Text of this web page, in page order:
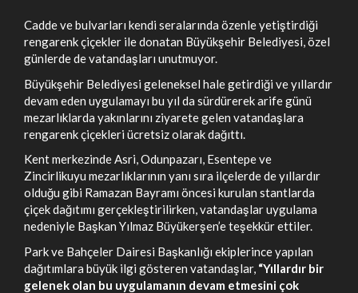
Cadde ve bulvarları kendi seralarında özenle yetiştirdiği
rengarenk çiçekler ile donatan Büyükşehir Belediyesi, özel
günlerde de vatandaşları unutmuyor.
Büyükşehir Belediyesi geleneksel hale getirdiği ve yıllardır
devam eden uygulamayı bu yıl da sürdürerek arife günü
mezarlıklarda yakınlarını ziyarete gelen vatandaşlara
rengarenk çiçekleri ücretsiz olarak dağıttı.
Kent merkezinde Asri, Odunpazarı, Esentepe ve
Zincirlikuyu mezarlıklarının yanı sıra ilçelerde de yıllardır
olduğu gibi Ramazan Bayramı öncesi kurulan stantlarda
çiçek dağıtımı gerçekleştirilirken, vatandaşlar uygulama
nedeniyle Başkan Yılmaz Büyükerşen’e teşekkür ettiler.
Park ve Bahçeler Dairesi Başkanlığı ekiplerince yapılan
dağıtımlara büyük ilgi gösteren vatandaşlar, “Yıllardır bir
gelenek olan bu uygulamanın devam etmesini çok